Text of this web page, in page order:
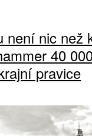
není nic než
40
pravice